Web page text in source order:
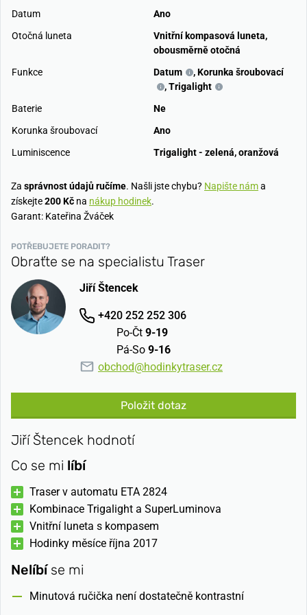
Datum
Ano
Otočná luneta
Vnitřní kompasová luneta,
obousměrně otočná
Funkce
Datum ,Korunka šroubovací
,Trigalight
Baterie
Ne
Korunka šroubovací
Ano
Luminiscence
Trigalight - zelená, oranžová
Za správnost údajů ručíme. Našli jste chybu? Napište náma
získejte200 Kč na nákup hodinek.
Garant: Kateřina Žváček
POTŘEBUJETE PORADIT?
Obraťte se na specialistu Traser
Jiří Štencek
+420 252 252 306
Po-Čt 9-19
Pá-So 9-16
obchod@hodinkytraser.cz
Položit dotaz
Jiří Štencek hodnotí
Co se mi líbí
Traser v automatu ETA 2824
Kombinace Trigalight a SuperLuminova
Vnitřní luneta s kompasem
Hodinky měsíce října 2017
Nelíbíse mi
Minutová ručička není dostatečně kontrastní